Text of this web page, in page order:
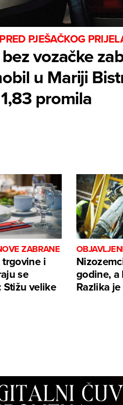
PJEŠAČKOG
vozačke
u Mariji
promila
ZABRANE
trgovine i
se
velike
godine, a
Razlika